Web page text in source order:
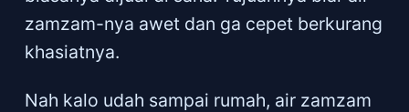
zamzam-nya awet dan ga cepet berkurang
khasiatnya.
Nah kalo udah sampai rumah, air zamzam